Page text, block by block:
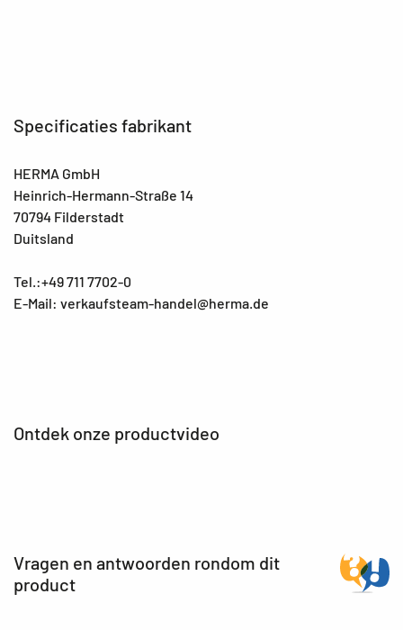
Specificaties fabrikant
HERMA GmbH
Heinrich-Hermann-Straße 14
70794 Filderstadt
Duitsland
Tel.:+49 711 7702-0
E-Mail: verkaufsteam-handel@herma.de
Ontdek onze productvideo
Vragen en antwoorden rondom dit
product